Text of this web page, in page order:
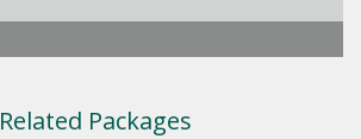
Related Packages